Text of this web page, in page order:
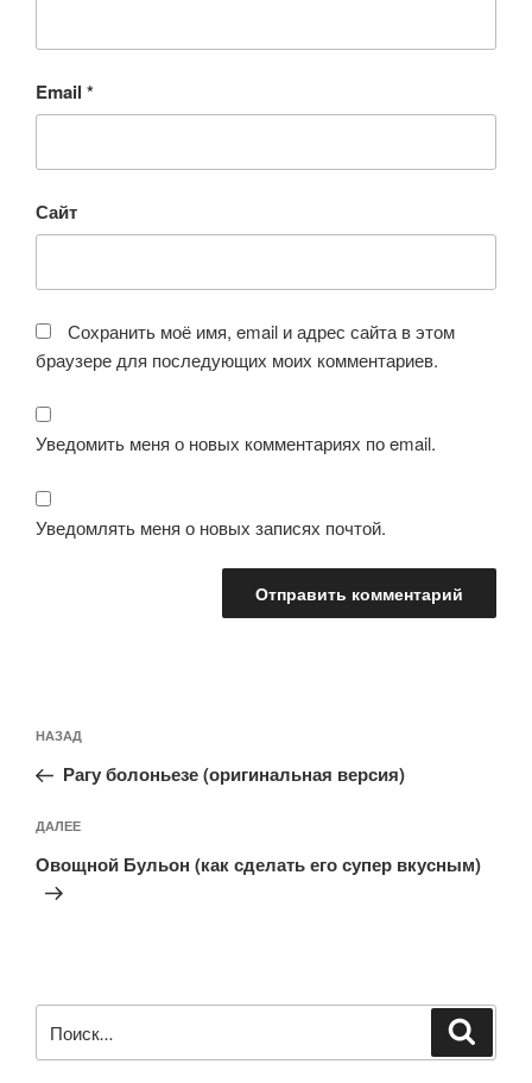
Email *
Сайт
Сохранить моё имя, email и адрес сайта в этом
браузере для последующих моих комментариев.
Уведомить меня о новых комментариях по email.
Уведомлять меня о новых записях почтой.
по
записям
Предыдущая
запись:
НАЗАД
Рагу болоньезе (оригинальная версия)
Следующая
запись
ДАЛЕЕ
Овощной Бульон (как сделать его супер вкусным)